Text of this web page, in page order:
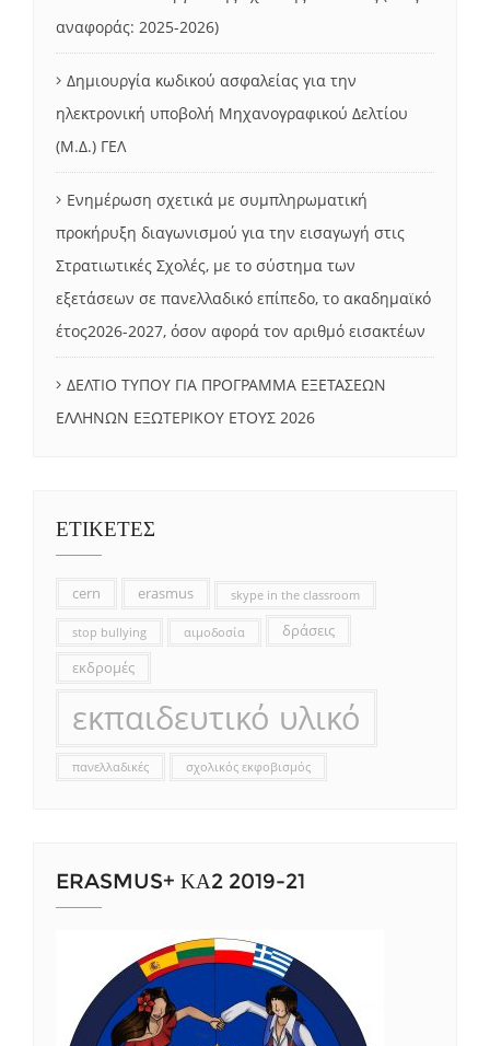
αναφοράς: 2025-2026)
Δημιουργία κωδικού ασφαλείας για την
ηλεκτρονική υποβολή Μηχανογραφικού Δελτίου
(Μ.Δ.) ΓΕΛ
Ενημέρωση σχετικά με συμπληρωματική
προκήρυξη διαγωνισμού για την εισαγωγή στις
Στρατιωτικές Σχολές, με το σύστημα των
εξετάσεων σε πανελλαδικό επίπεδο, το ακαδημαϊκό
έτος2026-2027, όσον αφορά τον αριθμό εισακτέων
ΔΕΛΤΙΟ ΤΥΠΟΥ ΓΙΑ ΠΡΟΓΡΑΜΜΑ ΕΞΕΤΑΣΕΩΝ
ΕΛΛΗΝΩΝ ΕΞΩΤΕΡΙΚΟΥ ΕΤΟΥΣ 2026
ΕΤΙΚΕΤΕΣ
cern erasmus skype in the classroom
stop bullying αιμοδοσία
δράσεις
εκδρομές
εκπαιδευτικό υλικό
πανελλαδικές σχολικός εκφοβισμός
ERASMUS+ ΚΑ2 2019-21